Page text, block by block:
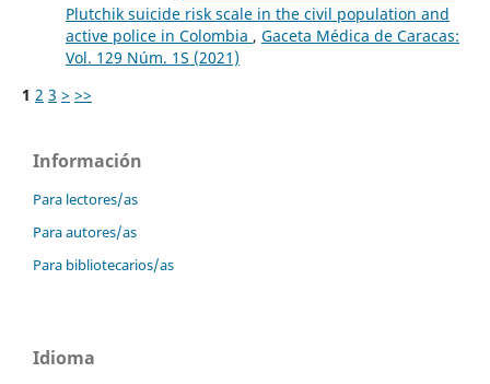
Plutchik suicide risk scale in the civil population and
active police in Colombia , Gaceta Médica de Caracas:
Vol. 129 Núm. 1S (2021)
1 2 3 > >>
Información
Para lectores/as
Para autores/as
Para bibliotecarios/as
Idioma